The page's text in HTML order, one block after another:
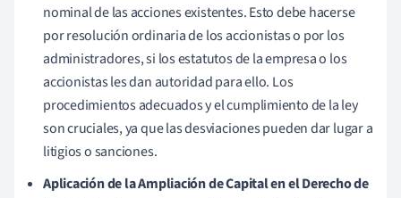
nominal de las acciones existentes. Esto debe hacerse
por resolución ordinaria de los accionistas o por los
administradores, si los estatutos de la empresa o los
accionistas les dan autoridad para ello. Los
procedimientos adecuados y el cumplimiento de la ley
son cruciales, ya que las desviaciones pueden dar lugar a
litigios o sanciones.
Aplicación de la Ampliación de Capital en el Derecho de